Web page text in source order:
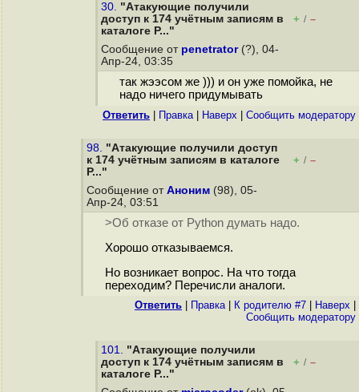
30. "Атакующие получили
доступ к 174 учётным записям в
каталоге P..."
+ / –
Сообщение от penetrator(?), 04-
Апр-24, 03:35
так жээсом же ))) и он уже помойка, не
надо ничего придумывать
Ответить Правка| Наверх Cообщить модератору
98. "Атакующие получили доступ
к 174 учётным записям в каталоге
P..."
+ / –
Сообщение от Аноним (98), 05-
Апр-24, 03:51
>Об отказе от Python думать надо.
Хорошо отказываемся.
Но возникает вопрос. На что тогда
переходим? Перечисли аналоги.
Ответить Правка| К родителю #7 Наверх
Cообщить модератору
101. "Атакующие получили
доступ к 174 учётным записям в
каталоге P..."
+ / –